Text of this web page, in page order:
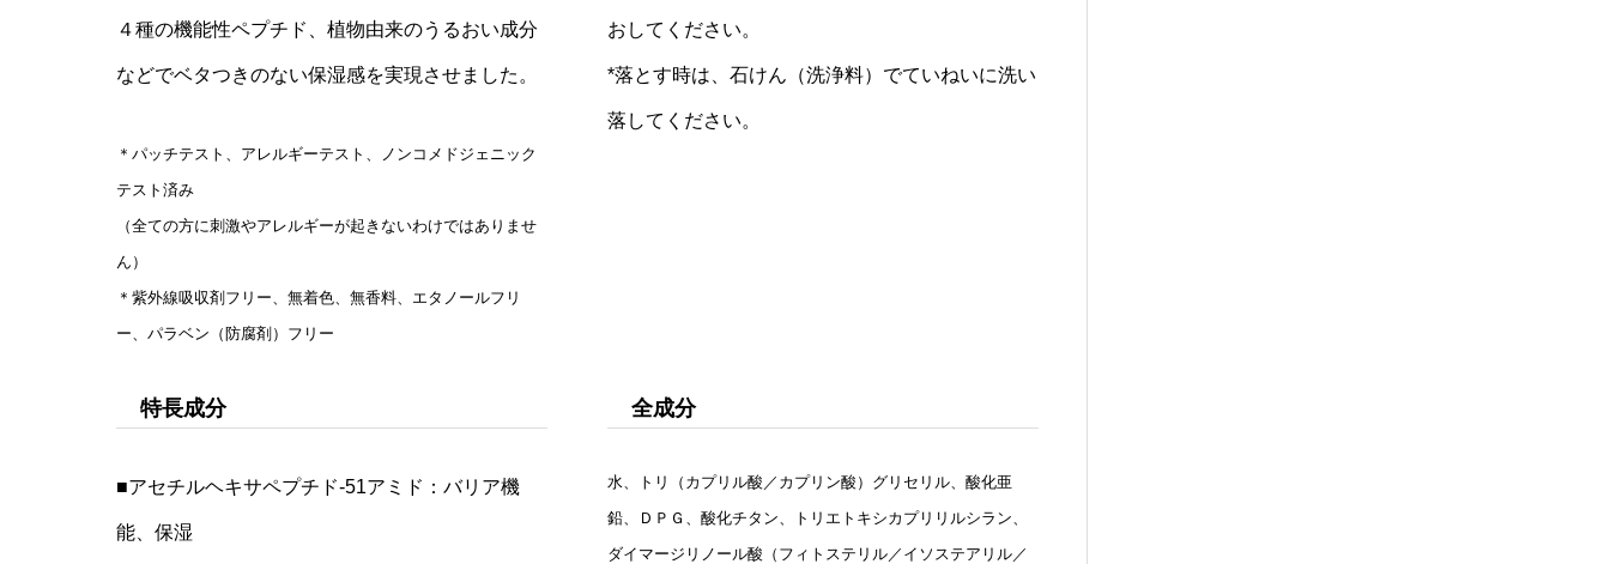
４種の機能性ペプチド、植物由来のうるおい成分
などでベタつきのない保湿感を実現させました。
＊パッチテスト、アレルギーテスト、ノンコメドジェニック
テスト済み
（全ての方に刺激やアレルギーが起きないわけではありませ
ん）
＊紫外線吸収剤フリー、無着色、無香料、エタノールフリ
ー、パラベン（防腐剤）フリー
おしてください。
*落とす時は、石けん（洗浄料）でていねいに洗い
落してください。
特長成分
■アセチルヘキサペプチド-51アミド：バリア機
能、保湿
全成分
水、トリ（カプリル酸／カプリン酸）グリセリル、酸化亜
鉛、ＤＰＧ、酸化チタン、トリエトキシカプリリルシラン、
ダイマージリノール酸（フィトステリル／イソステアリル／